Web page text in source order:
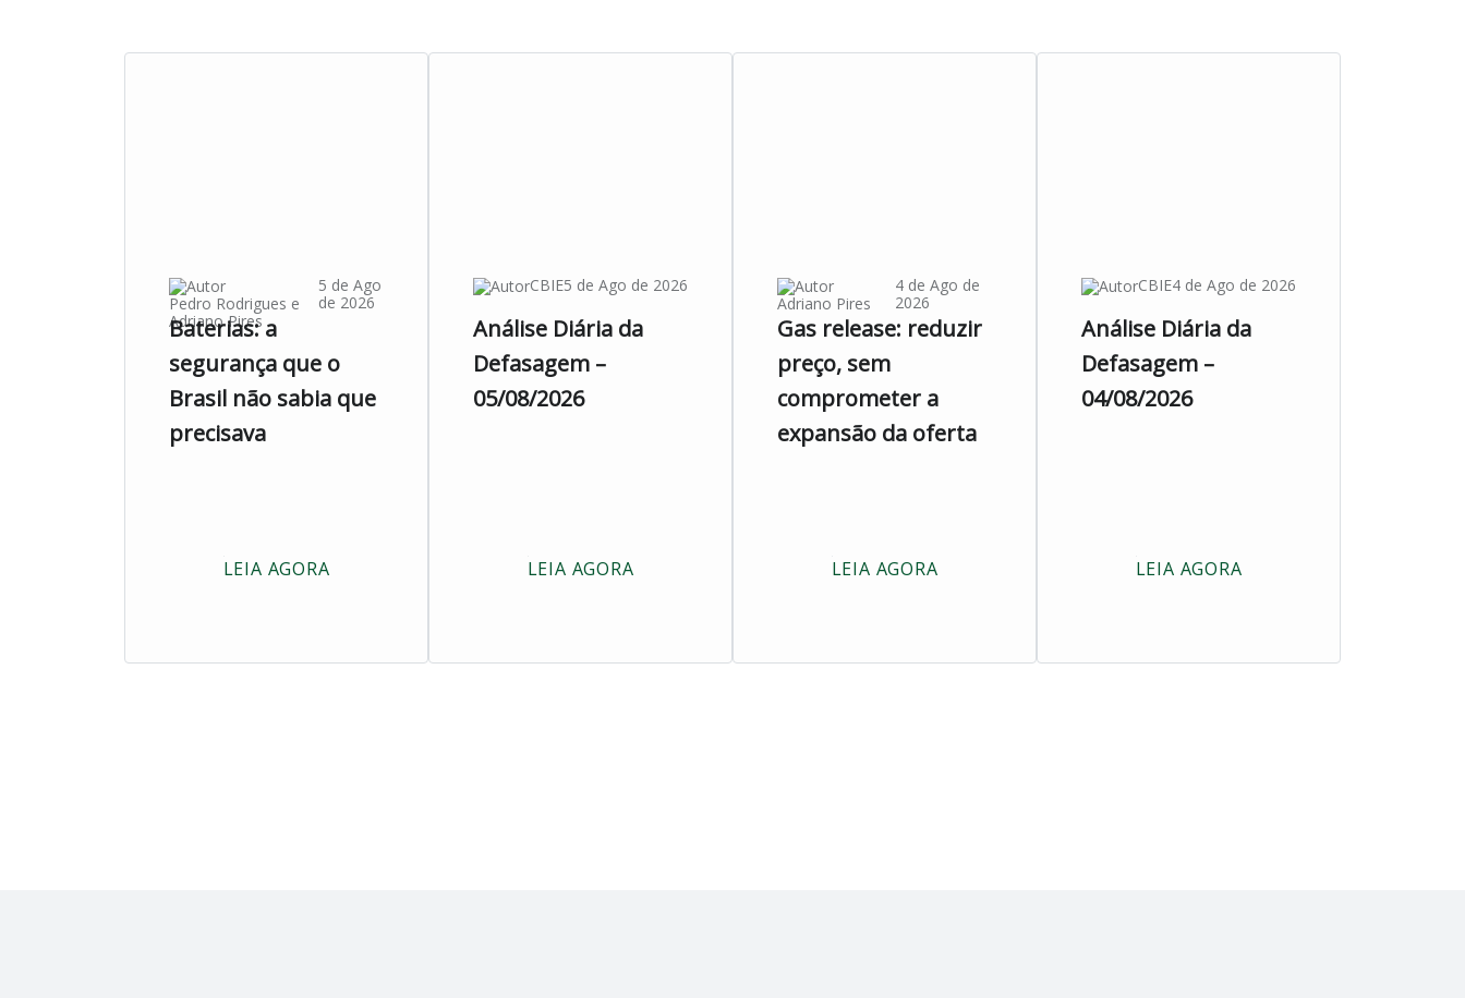
Pedro Rodrigues e
Adriano Pires
5 de Ago
de 2026
Baterias: a
segurança que o
Brasil não sabia que
precisava
LEIA AGORA
CBIE5 de Ago de 2026
Análise Diária da
Defasagem –
05/08/2026
LEIA AGORA
Adriano Pires
4 de Ago de
2026
Gas release: reduzir
preço, sem
comprometer a
expansão da oferta
LEIA AGORA
CBIE4 de Ago de 2026
Análise Diária da
Defasagem –
04/08/2026
LEIA AGORA